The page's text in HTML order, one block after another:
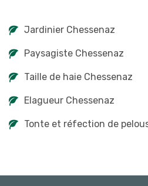
Jardinier Chessenaz
Paysagiste Chessenaz
Taille de haie Chessenaz
Elagueur Chessenaz
Tonte et réfection de